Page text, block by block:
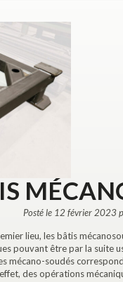
Posté le 12 février 2023
lieu, les bâtis
pouvant être par la suite
mécano-soudés
des opérations